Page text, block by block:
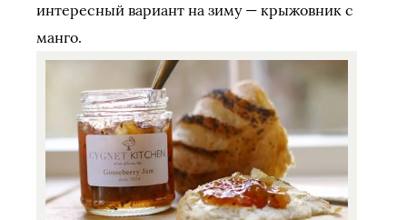
интересный вариант на зиму — крыжовник с
манго.